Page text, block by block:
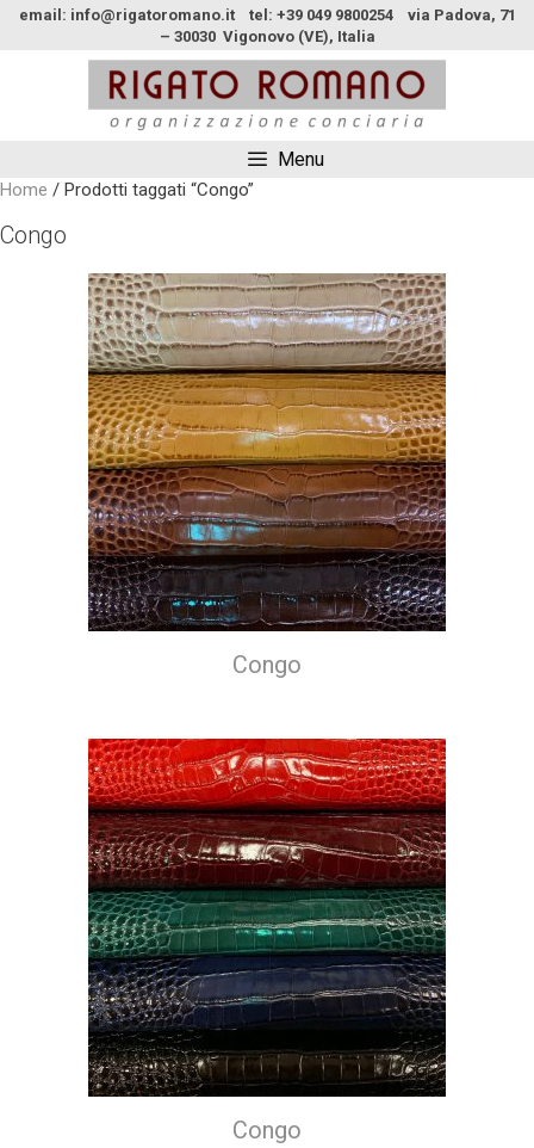
email: info@rigatoromano.it tel: +39 049 9800254 via Padova, 71
– 30030 Vigonovo (VE), Italia
Menu
Home / Prodotti taggati “Congo”
Congo
Congo
Congo